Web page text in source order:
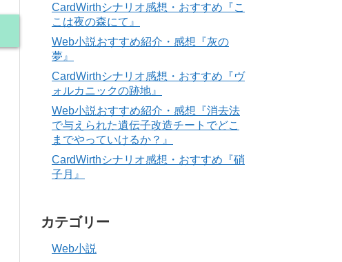
CardWirthシナリオ感想・おすすめ『こ
こは夜の森にて』
Web小説おすすめ紹介・感想『灰の
夢』
CardWirthシナリオ感想・おすすめ『ヴ
ォルカニックの跡地』
Web小説おすすめ紹介・感想『消去法
で与えられた遺伝子改造チートでどこ
までやっていけるか？』
CardWirthシナリオ感想・おすすめ『硝
子月』
カテゴリー
Web小説